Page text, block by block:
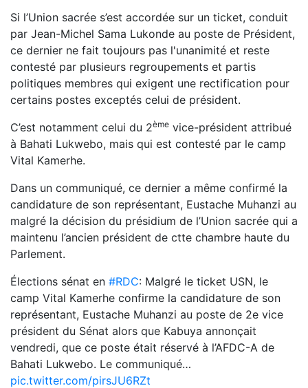
Si l’Union sacrée s’est accordée sur un ticket, conduit
par Jean-Michel Sama Lukonde au poste de Président,
ce dernier ne fait toujours pas l'unanimité et reste
contesté par plusieurs regroupements et partis
politiques membres qui exigent une rectification pour
certains postes exceptés celui de président.
C’est notamment celui du 2ème vice-président attribué
à Bahati Lukwebo, mais qui est contesté par le camp
Vital Kamerhe.
Dans un communiqué, ce dernier a même confirmé la
candidature de son représentant, Eustache Muhanzi au
malgré la décision du présidium de l’Union sacrée qui a
maintenu l’ancien président de ctte chambre haute du
Parlement.
Élections sénat en #RDC: Malgré le ticket USN, le
camp Vital Kamerhe confirme la candidature de son
représentant, Eustache Muhanzi au poste de 2e vice
président du Sénat alors que Kabuya annonçait
vendredi, que ce poste était réservé à l’AFDC-A de
Bahati Lukwebo. Le communiqué…
pic.twitter.com/pirsJU6RZt